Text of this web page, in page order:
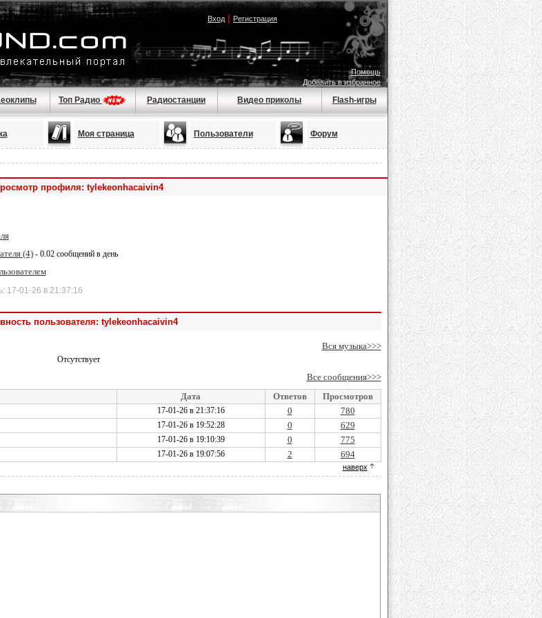
Вход| Регистрация
Помощь
Добавить в избранное
Топ Радио Радиостанции Видео приколы Flash-игры
Моя страница Пользователи Форум
профиля: tylekeonhacaivin4
(4)- 0.02 сообщений в день
01-26 в 21:37:16
пользователя: tylekeonhacaivin4
Вся музыка>>>
Отсутствует
Все сообщения>>>
Дата Ответов Просмотров
17-01-26 в 21:37:16 0 780
17-01-26 в 19:52:28 0 629
17-01-26 в 19:10:39 0 775
17-01-26 в 19:07:56 2 694
наверх